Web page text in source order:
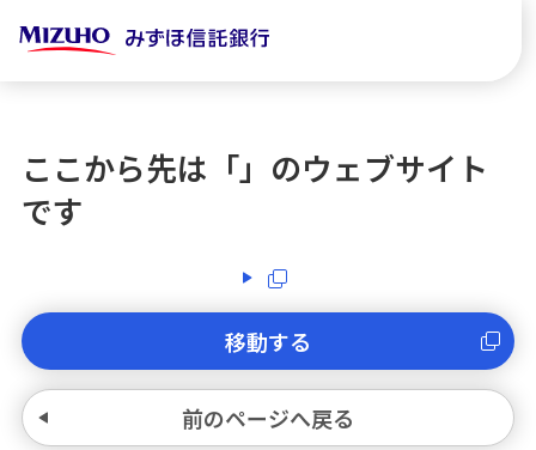
ここから先は「」のウェブサイト
です
移動する
前のページへ戻る